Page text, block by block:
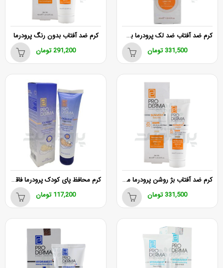
کرم ضد آفتاب ضد لک پرودرما بی رنگ SPF50
331,500 تومان
کرم ضد آفتاب بدون رنگ پرودرما
291,200تومان
کرم ضد آفتاب بژ روشن پرودرما مناسب انواع پوست با SPF50
331,500 تومان
کرم محافظ پای کودک پرودرما فاقد پارابن
117,200 تومان